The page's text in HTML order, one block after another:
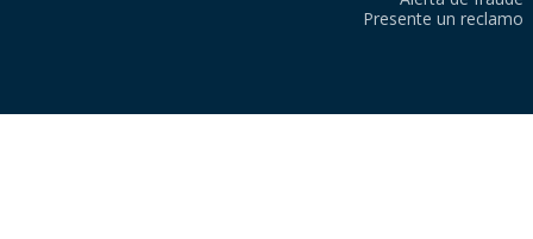
Presente un reclamo